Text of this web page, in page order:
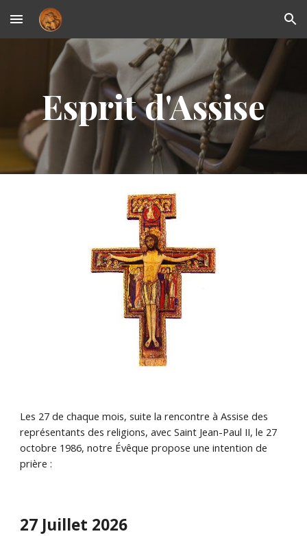
Skip to main content Skip to navigation
Esprit d'Assise
Les 27 de chaque mois, suite la rencontre à Assise des
représentants des religions, avec Saint Jean-Paul II, le 27
octobre 1986, notre Évêque propose une intention de
prière :
27 Juillet 2026